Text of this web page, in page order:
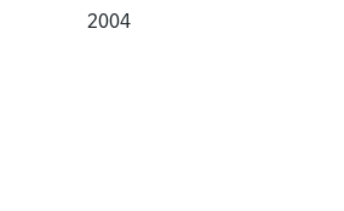
2004